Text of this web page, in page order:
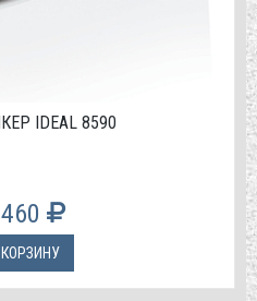
IDEAL 8590
КОРЗИНУ